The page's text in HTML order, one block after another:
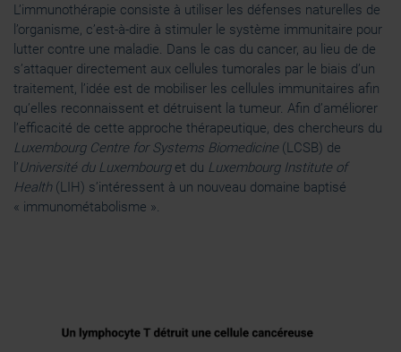
L’immunothérapie consiste à utiliser les défenses naturelles de
l’organisme, c’est-à-dire à stimuler le système immunitaire pour
lutter contre une maladie. Dans le cas du cancer, au lieu de de
s’attaquer directement aux cellules tumorales par le biais d’un
traitement, l’idée est de mobiliser les cellules immunitaires afin
qu’elles reconnaissent et détruisent la tumeur. Afin d’améliorer
l’efficacité de cette approche thérapeutique, des chercheurs du
Luxembourg Centre for Systems Biomedicine(LCSB) de
l’Université du Luxembourget du Luxembourg Institute of
Health(LIH) s’intéressent à un nouveau domaine baptisé
« immunométabolisme ».